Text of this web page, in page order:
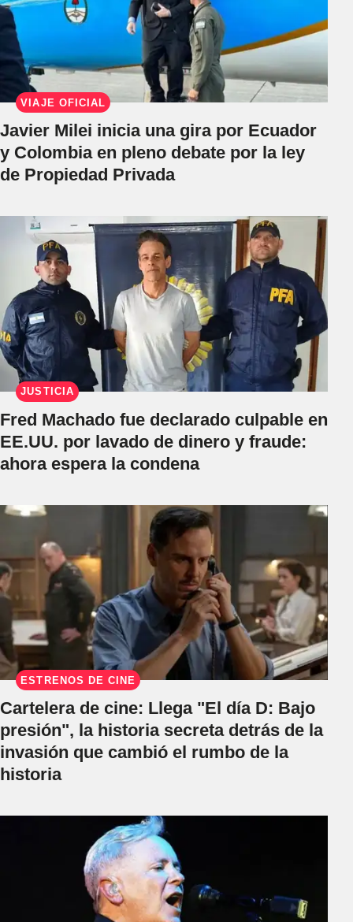
VIAJE OFICIAL
Javier Milei inicia una gira por Ecuador
y Colombia en pleno debate por la ley
de Propiedad Privada
JUSTICIA
Fred Machado fue declarado culpable en
EE.UU. por lavado de dinero y fraude:
ahora espera la condena
ESTRENOS DE CINE
Cartelera de cine: Llega "El día D: Bajo
presión", la historia secreta detrás de la
invasión que cambió el rumbo de la
historia